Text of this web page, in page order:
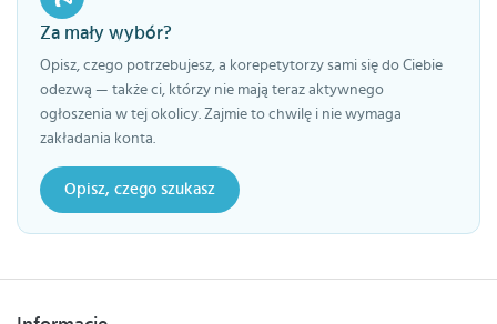
Za mały wybór?
Opisz, czego potrzebujesz, a korepetytorzy sami się do Ciebie
odezwą — także ci, którzy nie mają teraz aktywnego
ogłoszenia w tej okolicy. Zajmie to chwilę i nie wymaga
zakładania konta.
Opisz, czego szukasz